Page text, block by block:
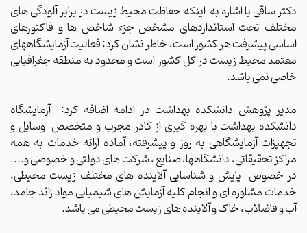
دکتر ساقی با اشاره به اینکه حفاظت محیط زیست در برابر آلودگی های
مختلف تحت استانداردهای مشخص جزء شاخص ها و فاکتورهای
اساسی پیشرفت هر کشور است، خاطر نشان کرد: فعالیت آزمایشگاه­های
معتمد محیط زیست در کل کشور است و محدود به منطقه جغرافیایی
خاصی نمی باشد.
مدیر پژوهش دانشکده بهداشت در ادامه اضافه کرد:
آزمایشگاه
دانشکده بهداشت با بهره گیری از کادر مجرب و متخصص وسایل و
تجهیزات آزمایشگاهی به روز و پیشرفته، آماده ارائه خدمات به همه
مراکز تحقیقاتی، دانشگاه­ها، صنایع ، شرکت های دولتی و خصوصی و....
در خصوص پایش و شناسایی آلاینده های مختلف زیست محیطی،
خدمات مشاوره ای و انجام کلیه آزمایش های شیمیایی مواد زائد جامد،
آب و فاضلاب، خاک و آلاینده های زیست محیطی می باشد.